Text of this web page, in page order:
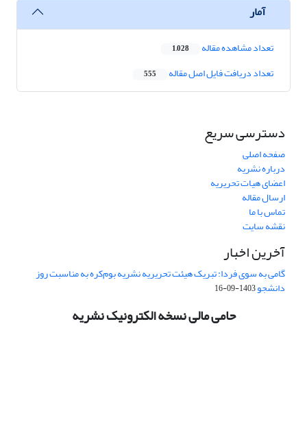
آمار
تعداد مشاهده مقاله 1,028
تعداد دریافت فایل اصل مقاله 555
دسترسی سریع
صفحه اصلی
درباره نشریه
اعضای هیات تحریریه
ارسال مقاله
تماس با ما
نقشه سایت
آخرین اخبار
گامی به سوی فردا: تبریک هیئت تحریریه نشریه بوم‌کره به مناسبت روز
دانشجو1403-09-16
حامی مالی نسخه الکترونیک نشریه